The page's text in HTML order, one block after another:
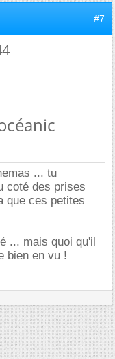
#7
... tu
coté des prises
que ces petites
... mais quoi qu'il
bien en vu !